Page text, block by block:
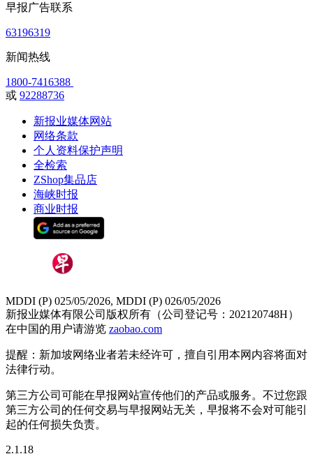
早报广告联系
63196319
新闻热线
1800-7416388
或 92288736
新报业媒体网站
网络条款
个人资料保护声明
全检索
ZShop集品店
海峡时报
商业时报
MDDI (P) 025/05/2026, MDDI (P) 026/05/2026
新报业媒体有限公司版权所有（公司登记号：202120748H）
在中国的用户请游览 zaobao.com
提醒：新加坡网络业者若未经许可，擅自引用本网内容将面对
法律行动。
第三方公司可能在早报网站宣传他们的产品或服务。不过您跟
第三方公司的任何交易与早报网站无关，早报将不会对可能引
起的任何损失负责。
2.1.18